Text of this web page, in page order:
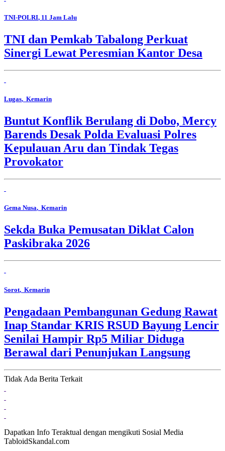
TNI-POLRI, 11 Jam Lalu
TNI dan Pemkab Tabalong Perkuat
Sinergi Lewat Peresmian Kantor Desa
Lugas, Kemarin
Buntut Konflik Berulang di Dobo, Mercy
Barends Desak Polda Evaluasi Polres
Kepulauan Aru dan Tindak Tegas
Provokator
Gema Nusa, Kemarin
Sekda Buka Pemusatan Diklat Calon
Paskibraka 2026
Sorot, Kemarin
Pengadaan Pembangunan Gedung Rawat
Inap Standar KRIS RSUD Bayung Lencir
Senilai Hampir Rp5 Miliar Diduga
Berawal dari Penunjukan Langsung
Tidak Ada Berita Terkait
Dapatkan Info Teraktual dengan mengikuti Sosial Media
TabloidSkandal.com